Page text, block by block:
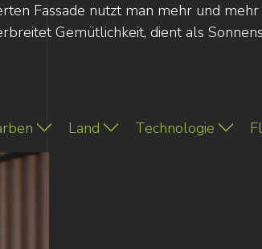
Fassade nutzt man mehr und
Gemütlichkeit, dient als
Land Technologie